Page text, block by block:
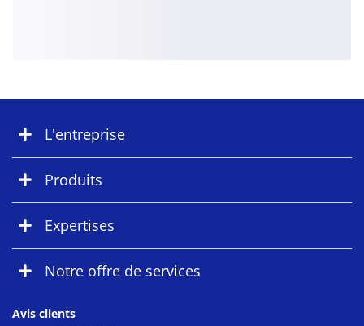
L'entreprise
Produits
Expertises
Notre offre de services
Avis clients